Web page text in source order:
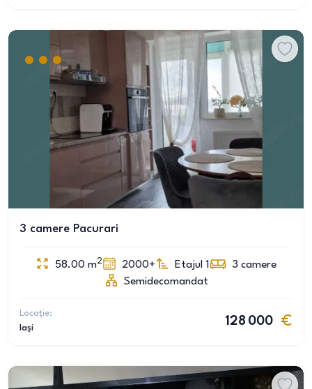
3 camere Pacurari
58.00 m2 2000+ Etajul 1 3 camere
Semidecomandat
Locație:
Iași
128 000